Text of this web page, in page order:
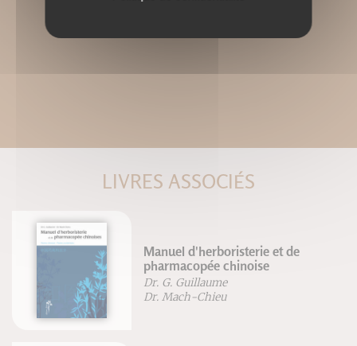
LIVRES ASSOCIÉS
Manuel d'herboristerie et de
pharmacopée chinoise
Dr. G. Guillaume
Dr. Mach-Chieu